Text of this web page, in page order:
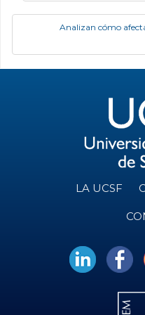
Analizan cómo
LA UCSF